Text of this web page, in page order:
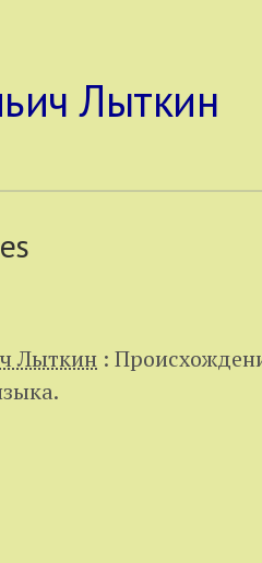
Лыткин
Лыткин :